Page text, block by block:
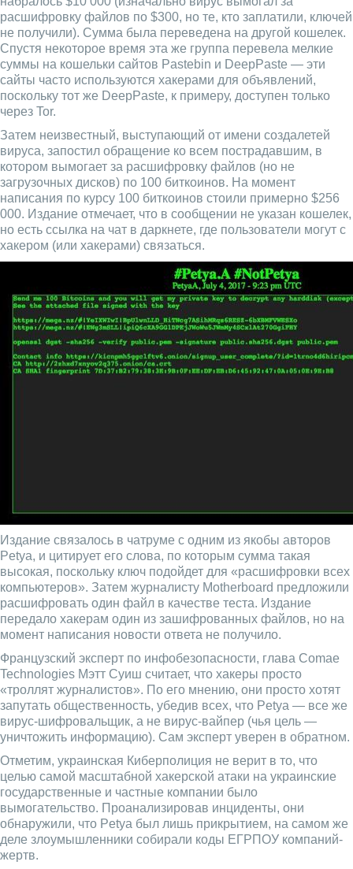
расшифровку файлов по $300, но те, кто заплатили, ключей
не получили). Сумма была переведена на другой кошелек.
Спустя некоторое время эта же группа перевела мелкие
суммы на кошельки сайтов Pastebin и DeepPaste — эти
сайты часто используются хакерами для объявлений,
поскольку тот же DeepPaste, к примеру, доступен только
через Tor.
Затем неизвестный, выступающий от имени создалетей
вируса, запостил обращение ко всем пострадавшим, в
котором вымогает за расшифровку файлов (но не
загрузочных дисков) по 100 биткоинов. На момент
написания по курсу 100 биткоинов стоили примерно $256
000. Издание отмечает, что в сообщении не указан кошелек,
но есть ссылка на чат в даркнете, где пользователи могут с
хакером (или хакерами) связаться.
Издание связалось в чатруме с одним из якобы авторов
Petya, и цитирует его слова, по которым сумма такая
высокая, поскольку ключ подойдет для «расшифровки всех
компьютеров». Затем журналисту Motherboard предложили
расшифровать один файл в качестве теста. Издание
передало хакерам один из зашифрованных файлов, но на
момент написания новости ответа не получило.
Французский эксперт по инфобезопасности, глава Comae
Technologies Мэтт Суиш считает, что хакеры просто
«троллят журналистов». По его мнению, они просто хотят
запутать общественность, убедив всех, что Petya — все же
вирус-шифровальщик, а не вирус-вайпер (чья цель —
уничтожить информацию). Сам эксперт уверен в обратном.
Отметим, украинская Киберполиция не верит в то, что
целью самой масштабной хакерской атаки на украинские
государственные и частные компании было
вымогательство. Проанализировав инциденты, они
обнаружили, что Petya был лишь прикрытием, на самом же
деле злоумышленники собирали коды ЕГРПОУ компаний-
жертв.